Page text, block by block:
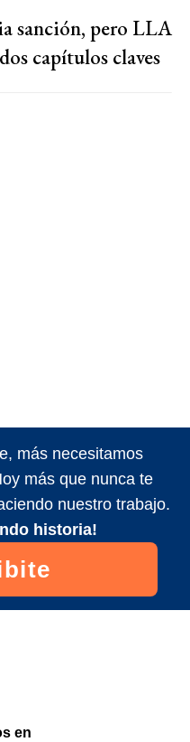
sanción, pero LLA
capítulos claves
más necesitamos
más que nunca te
nuestro trabajo.
historia!
en